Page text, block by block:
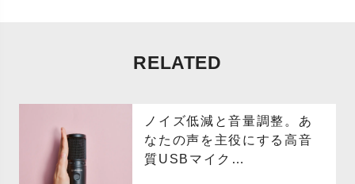
RELATED
ノイズ低減と音量調整。あ
なたの声を主役にする高音
質USBマイク